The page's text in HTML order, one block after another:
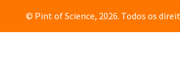
© Pint of Science, 2026. Todos os